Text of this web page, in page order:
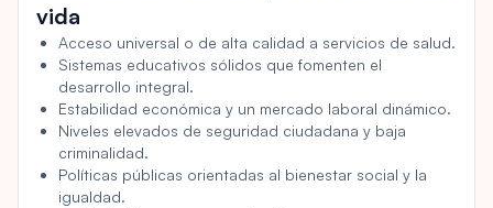
vida
Acceso universal o de alta calidad a servicios de salud.
Sistemas educativos sólidos que fomenten el
desarrollo integral.
Estabilidad económica y un mercado laboral dinámico.
Niveles elevados de seguridad ciudadana y baja
criminalidad.
Políticas públicas orientadas al bienestar social y la
igualdad.